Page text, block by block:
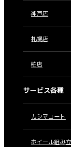
神戸店
札幌店
柏店
サービス各種
カシマコート
ホイール組み